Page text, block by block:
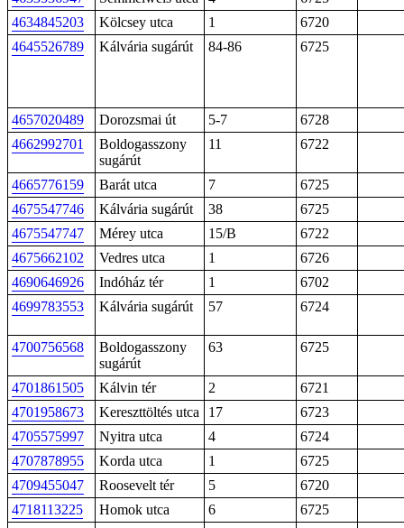
4634845203
Kölcsey utca 1
6720
4645526789
Kálvária sugárút 84-86 6725
4657020489 Dorozsmai út 5-7
6728
4662992701
Boldogasszony
sugárút
11 6722
4665776159 Barát utca 7
6725
4675547746
Kálvária sugárút 38
6725
4675547747
Mérey utca 15/B
6722
4675662102
Vedres utca 1
6726
4690646926
Indóház tér 1
6702
4699783553
Kálvária sugárút 57 6724
4700756568
Boldogasszony
sugárút
63 6725
4701861505 Kálvin tér 2
6721
4701958673
Kereszttöltés utca 17
6723
4705575997
Nyitra utca 4
6724
4707878955
Korda utca 1
6725
4709455047
Roosevelt tér 5
6720
4718113225
Homok utca 6
6725